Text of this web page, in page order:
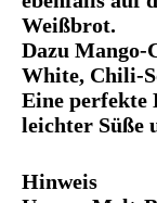
Weißbrot.
Dazu Mango-
White, Chili-
Eine perfekte
leichter Süße
Hinweis